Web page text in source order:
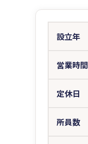
設立年
営業時間
定休日
所員数